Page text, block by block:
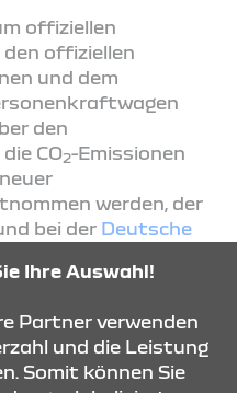
offiziellen
offiziellen
und dem
den
CO2-Emissionen
werden, der
bei der Deutsche
steht außerdem
Ihre Auswahl!
Partner verwenden
und die Leistung
Somit können Sie